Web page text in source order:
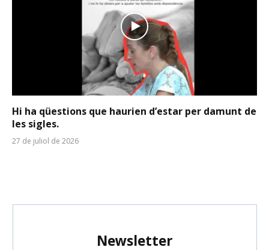
Hi ha qüestions que haurien d’estar per damunt de
les sigles.
27 de juliol de 2026
Newsletter